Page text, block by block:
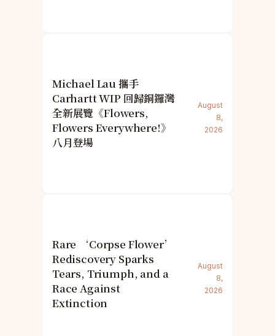
Michael Lau 攜手
Carhartt WIP 回歸銅鑼灣
全新展覽《Flowers,
Flowers Everywhere!》
八月登場
August
8,
2026
Rare ‘Corpse Flower’
Rediscovery Sparks
Tears, Triumph, and a
Race Against
Extinction
August
8,
2026